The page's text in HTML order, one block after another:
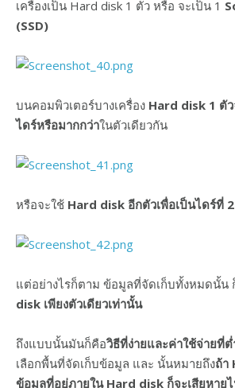
เครื่องเป็น Hard disk 1 ตัว หรือ จะเป็น 1
(SSD)
บนคอมพิวเตอร์บางเครื่อง Hard disk 1 ตัว
ไดร์หรือมากกว่าในตัวเดียวกัน
หรือจะใช้ Hard disk อีกตัวเพื่อเป็นไดร์ที่
แต่อย่างไรก็ตาม ข้อมูลที่จัดเก็บทั้งหมดนั้น
disk เพียงตัวเดียวเท่านั้น
ถึงแบบนั้นมันก็คือวิธีที่ง่ายและค่าใช้จ่ายที่
เลือกพื้นที่จัดเก็บข้อมูล และ นั้นหมายถึงถ้า
ข้อมูลที่อยู่ภายใน Hard disk ก็จะเสียหาย